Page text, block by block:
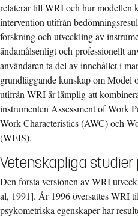
relaterar till WRI och hur modellen
intervention utifrån
forskning och utveckling av
ändamålsenligt och professionellt
användaren ta del av innehållet i
grundläggande kunskap om
utifrån WRI är lämplig att
instrumenten Assessment of Work
Work Characteristics (AWC) och
(WEIS).
Vetenskapliga studier
Den första versionen av WRI
al, 1991]. År 1996 översattes WRI
psykometriska egenskaper har